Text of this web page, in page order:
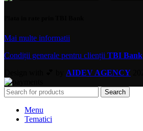
Mai multe informatii
Condiții generale pentru clienții TBI Bank
AIDEV AGENCY
Search
Menu
Tematici